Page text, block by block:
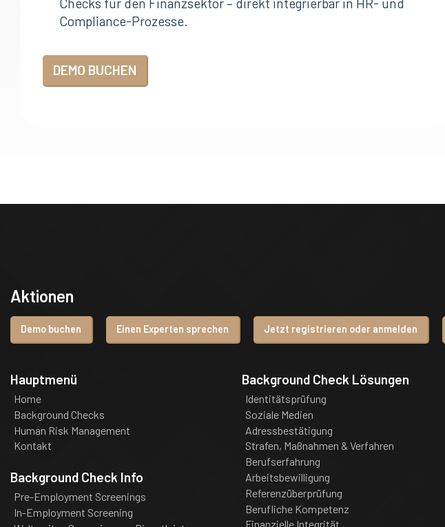
Checks für den Finanzsektor – direkt integrierbar in HR- und
Compliance-Prozesse.
DEMO BUCHEN
Aktionen
Demo buchen Einen Experten sprechen Jetzt registrieren oder anmelden
Hauptmenü
Home
Background Checks
Human Risk Management
Kontakt
Background Check Info
Pre-Employment Screenings
In-Employment Screening
Background Check Lösungen
Identitätsprüfung
Soziale Medien
Adressbestätigung
Strafen, Maßnahmen & Verfahren
Berufserfahrung
Arbeitsbewilligung
Referenzüberprüfung
Berufliche Kompetenz
Finanzielle Integrität